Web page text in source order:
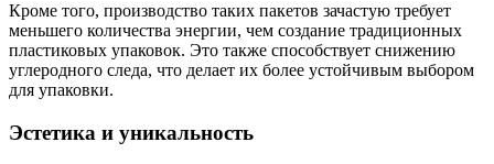
Кроме того, производство таких пакетов зачастую требует
меньшего количества энергии, чем создание традиционных
пластиковых упаковок. Это также способствует снижению
углеродного следа, что делает их более устойчивым выбором
для упаковки.
Эстетика и уникальность